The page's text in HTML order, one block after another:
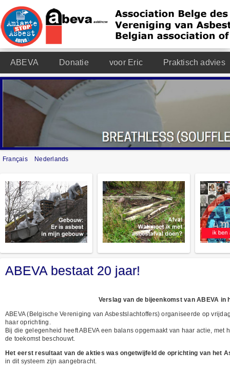
ABEVA Donatie voor Eric Praktisch advies
Français Nederlands
ABEVA bestaat 20 jaar!
Verslag van de bijeenkomst van ABEVA
ABEVA (Belgische Vereniging van Asbestslachtoffers) organiseerde op
haar oprichting.
Bij die gelegenheid heeft ABEVA een balans opgemaakt van haar actie,
de toekomst beschouwt.
Het eerst resultaat van de akties was ongetwijfeld de oprichting van het
in dit systeem zijn aangebracht.